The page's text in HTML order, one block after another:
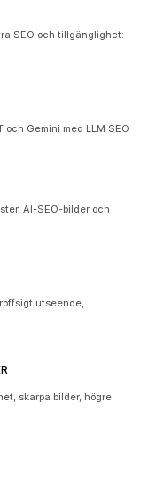
SEO och tillgänglighet:
Gemini med LLM SEO
AI-SEO-bilder och
utseende,
skarpa bilder, högre